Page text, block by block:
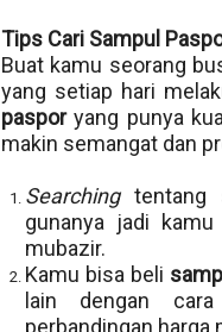
Tips Cari Sampul
Buat kamu seorang
yang setiap hari
pasporyang punya
makin semangat dan
Searching tentang
gunanya jadi
mubazir.
Kamu bisa beli
lain dengan
perbandingan harga